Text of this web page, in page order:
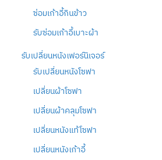
ซ่อมเก้าอี้กินข้าว
รับซ่อมเก้าอี้เบาะผ้า
รับเปลี่ยนหนังเฟอร์นิเจอร์
รับเปลี่ยนหนังโซฟา
เปลี่ยนผ้าโซฟา
เปลี่ยนผ้าคลุมโซฟา
เปลี่ยนหนังแท้โซฟา
เปลี่ยนหนังเก้าอี้